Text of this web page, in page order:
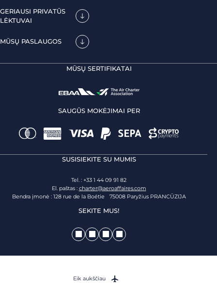
GERIAUSI PRIVATŪS
LĖKTUVAI
MŪSŲ PASLAUGOS
MŪSŲ SERTIFIKATAI
SAUGŪS MOKĖJIMAI PER
SUSISIEKITE SU MUMIS
Tel. : +33 1 44 09 91 82
El. paštas : charter@aeroaffaires.com
Bendra įmonė : 128 rue de la Boétie 75008 Paryžius PRANCŪZIJA
SEKITE MUS!
Eik aukščiau